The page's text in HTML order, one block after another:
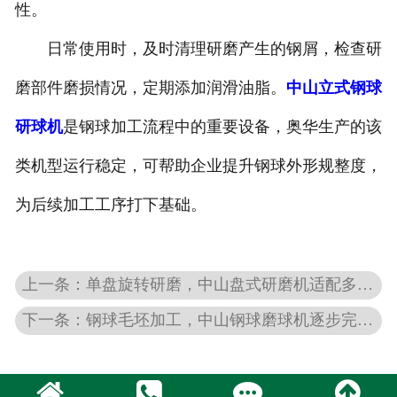
性。
日常使用时，及时清理研磨产生的钢屑，检查研
磨部件磨损情况，定期添加润滑油脂。 中山立式钢球
研球机是钢球加工流程中的重要设备，奥华生产的该
类机型运行稳定，可帮助企业提升钢球外形规整度，
为后续加工工序打下基础。
上一条：单盘旋转研磨，中山盘式研磨机适配多样工件表面处理
下一条：钢球毛坯加工，中山钢球磨球机逐步完善球形结构